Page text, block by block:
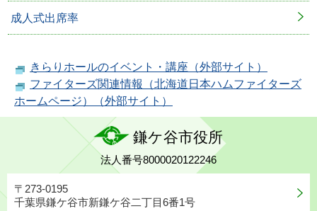
成人式出席率
きらりホールのイベント・講座（外部サイト）
ファイターズ関連情報（北海道日本ハムファイターズ
ホームページ）（外部サイト）
鎌ケ谷市役所
法人番号8000020122246
〒273-0195
千葉県鎌ケ谷市新鎌ケ谷二丁目6番1号